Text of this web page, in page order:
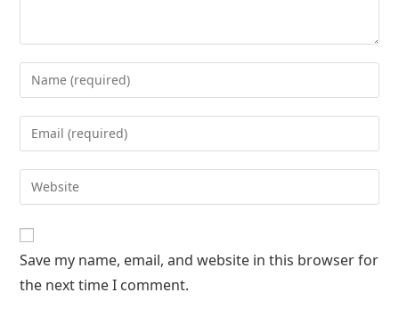
Save my name, email, and website in this browser for
the next time I comment.